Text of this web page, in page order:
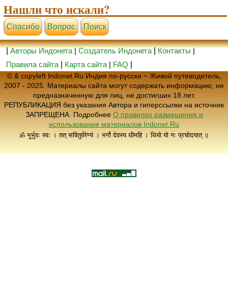
Нашли что искали?
Cпасибо Вопрос Поиск
|Авторы Индонета|Создатель Индонета|Контакты|
Правила сайта
Карта сайта | FAQ
© & copyleft Indonet.Ru Индия по-русски ~ Живой путеводитель,
2007 - 2025. Материалы сайта могут содержать информацию, не
предназначенную для лиц, не достигших 18 лет.
РЕПУБЛИКАЦИЯ без указания Автора и гиперссылки на источник
ЗАПРЕЩЕНА. Подробнее О правилах размещения и
использования материалов Indonet.Ru
ॐ भूर्भुवः स्वः । तत् सवितुर्वरेण्यं । भर्गो देवस्य धीमहि । धियो यो नः प्रचोदयात् ॥